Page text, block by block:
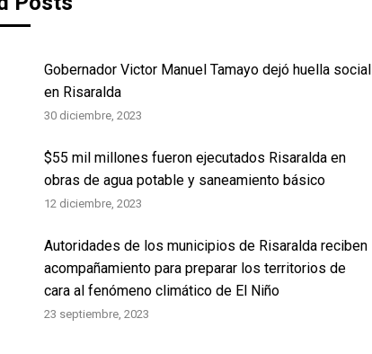
Gobernador Victor Manuel Tamayo dejó huella social
en Risaralda
30 diciembre, 2023
$55 mil millones fueron ejecutados Risaralda en
obras de agua potable y saneamiento básico
12 diciembre, 2023
Autoridades de los municipios de Risaralda reciben
acompañamiento para preparar los territorios de
cara al fenómeno climático de El Niño
23 septiembre, 2023